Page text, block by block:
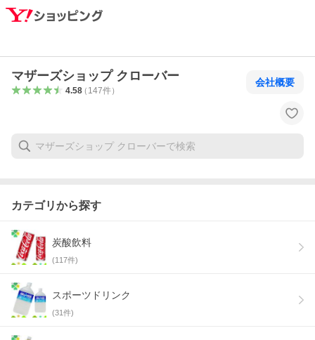
マザーズショップ クローバー
4.58（ 147件）
会社概要
カテゴリから探す
炭酸飲料
(117件)
スポーツドリンク
(31件)